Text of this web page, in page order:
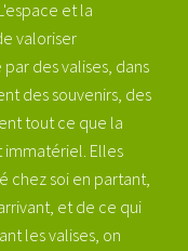
et la
valoriser
des valises, dans
des souvenirs, des
tout ce que la
Elles
chez soi en partant,
et de ce qui
les valises, on